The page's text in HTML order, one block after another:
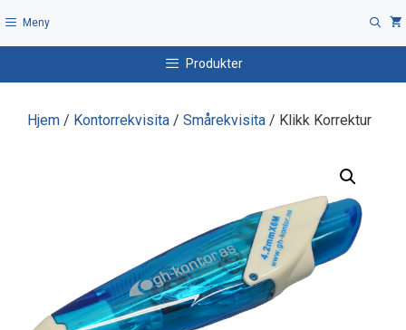
til
Meny
Produkter
Hjem / Kontorrekvisita / Smårekvisita / Klikk Korrektur